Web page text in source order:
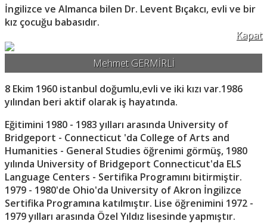
İngilizce ve Almanca bilen Dr. Levent Bıçakcı, evli ve bir
kız çocuğu babasıdır.
Kapat
Mehmet GERMİRLİ
8 Ekim 1960 istanbul doğumlu,evli ve iki kızı var.1986
yılından beri aktif olarak iş hayatında.
Eğitimini 1980 - 1983 yılları arasında University of
Bridgeport - Connecticut 'da College of Arts and
Humanities - General Studies öğrenimi görmüş, 1980
yılında University of Bridgeport Connecticut'da ELS
Language Centers - Sertifika Programını bitirmiştir.
1979 - 1980'de Ohio'da University of Akron İngilizce
Sertifika Programına katılmıştır. Lise öğrenimini 1972 -
1979 yılları arasında Özel Yıldız lisesinde yapmıştır.